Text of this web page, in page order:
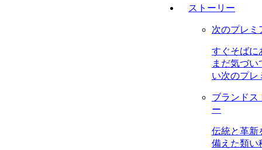
ストーリー
次のプレミ
すぐそばに
まだ気づい
い次のプレ
ブランドス
ー
伝統と革新
備えた類い